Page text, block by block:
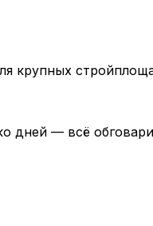
крупных
дней — всё